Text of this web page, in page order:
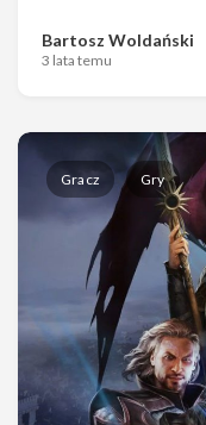
Bartosz Woldański
3 lata temu
Gracz Gry